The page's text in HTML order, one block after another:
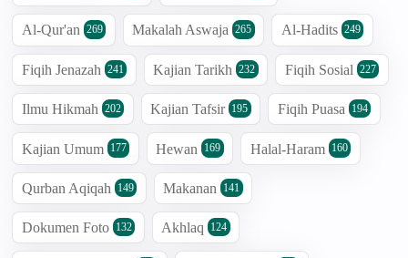
Al-Qur'an 269 Makalah Aswaja 265 Al-Hadits 249
Fiqih Jenazah 241 Kajian Tarikh 232 Fiqih Sosial 227
Ilmu Hikmah 202 Kajian Tafsir 195 Fiqih Puasa 194
Kajian Umum 177 Hewan 169 Halal-Haram 160
Qurban Aqiqah 149 Makanan 141
Dokumen Foto 132 Akhlaq 124